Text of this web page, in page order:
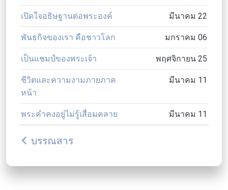
เปิดใจอธิษฐานต่อพระองค์ มีนาคม 22
พันธกิจของเรา คือชาวโลก มกราคม 06
เป็นแชมป์ของพระเจ้า พฤศจิกายน 25
ชีวิตและความงามภายภาค
หน้า
มีนาคม 11
พระคำคงอยู่ไม่รู้เสื่อมคลาย มีนาคม 11
arrow_back_ios บรรณสาร